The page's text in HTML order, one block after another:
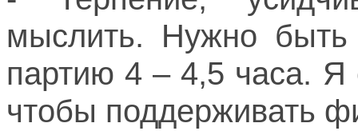
мыслить. Нужно быть
партию 4 – 4,5 часа. Я
чтобы поддерживать